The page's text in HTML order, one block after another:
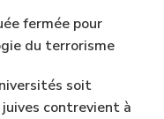
fermée pour
du terrorisme
soit
contrevient à